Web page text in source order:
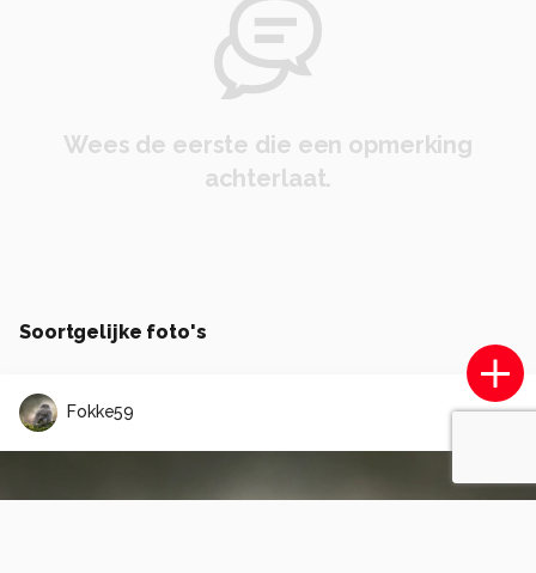
Wees de eerste die een opmerking
achterlaat.
Soortgelijke foto's
Fokke59